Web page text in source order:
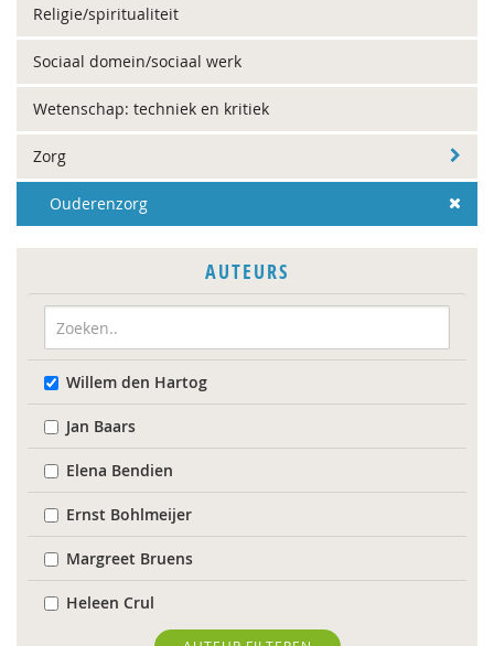
Religie/spiritualiteit
Sociaal domein/sociaal werk
Wetenschap: techniek en kritiek
Zorg
Ouderenzorg
AUTEURS
Willem den Hartog
Jan Baars
Elena Bendien
Ernst Bohlmeijer
Margreet Bruens
Heleen Crul